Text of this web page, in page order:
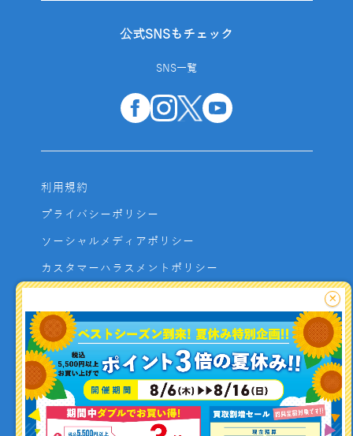
釣り情報を
投稿する
公式SNSもチェック
SNS一覧
利用規約
プライバシーポリシー
ソーシャルメディアポリシー
カスタマーハラスメントポリシー
よくあるご質問
お問い合わせ
利用者資金の保全方法
×